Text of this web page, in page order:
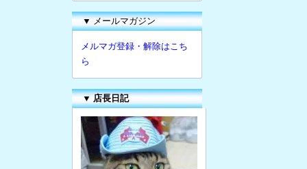
▼ メールマガジン
メルマガ登録・解除はこち
ら
▼ 店長日記